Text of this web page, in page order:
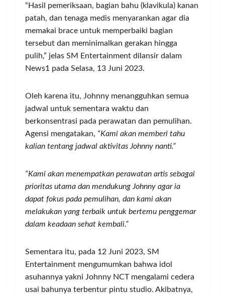
“Hasil pemeriksaan, bagian bahu (klavikula) kanan
patah, dan tenaga medis menyarankan agar dia
memakai brace untuk memperbaiki bagian
tersebut dan meminimalkan gerakan hingga
pulih,” jelas SM Entertainment dilansir dalam
News1 pada Selasa, 13 Juni 2023.
Oleh karena itu, Johnny menangguhkan semua
jadwal untuk sementara waktu dan
berkonsentrasi pada perawatan dan pemulihan.
Agensi mengatakan, “Kami akan memberi tahu
kalian tentang jadwal aktivitas Johnny nanti.”
“Kami akan menempatkan perawatan artis sebagai
prioritas utama dan mendukung Johnny agar ia
dapat fokus pada pemulihan, dan kami akan
melakukan yang terbaik untuk bertemu penggemar
dalam keadaan sehat kembali.”
Sementara itu, pada 12 Juni 2023, SM
Entertainment mengumumkan bahwa idol
asuhannya yakni Johnny NCT mengalami cedera
usai bahunya terbentur pintu studio. Akibatnya,